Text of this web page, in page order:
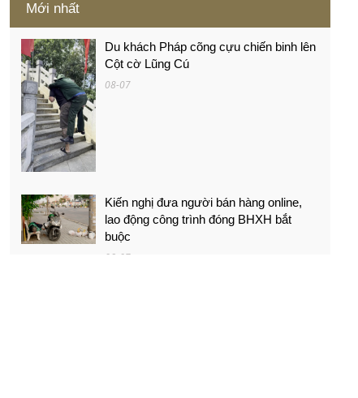
Mới nhất
Du khách Pháp cõng cựu chiến binh lên
Cột cờ Lũng Cú
08-07
Kiến nghị đưa người bán hàng online,
lao động công trình đóng BHXH bắt
buộc
08-07